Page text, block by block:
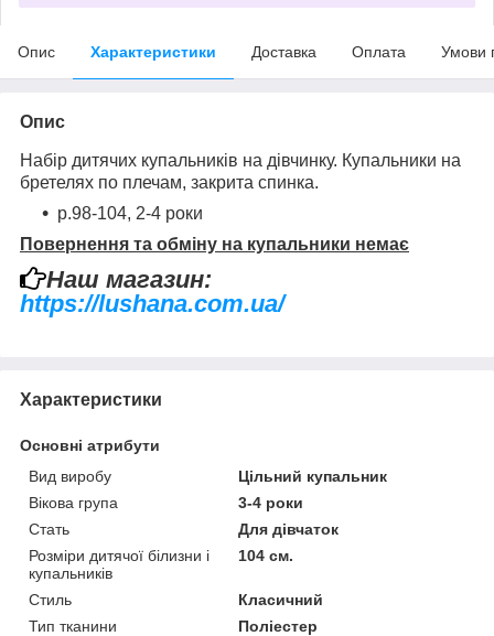
Опис Характеристики Доставка Оплата Умови
Опис
Набір дитячих купальників на дівчинку. Купальники на
бретелях по плечам, закрита спинка.
р.98-104, 2-4 роки
Повернення та обміну на купальники немає
Наш магазин:
https://lushana.com.ua/
Характеристики
Основні атрибути
Вид виробу
Цільний купальник
Вікова група
3-4 роки
Стать
Для дівчаток
Розміри дитячої білизни і
купальників
104 см.
Стиль
Класичний
Тип тканини
Поліестер